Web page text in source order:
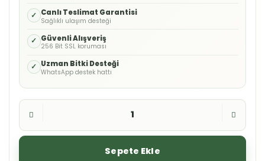
✓ Canlı Teslimat Garantisi
Sağlıklı ulaşım desteği
✓ Güvenli Alışveriş
256 Bit SSL koruması
✓ Uzman Bitki Desteği
WhatsApp destek hattı
Sepete Ekle